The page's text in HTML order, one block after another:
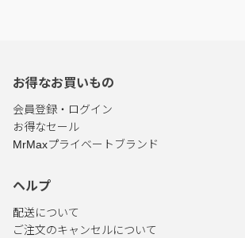
お得なお買いもの
会員登録・ログイン
お得なセール
MrMaxプライベートブランド
ヘルプ
配送について
ご注文のキャンセルについて